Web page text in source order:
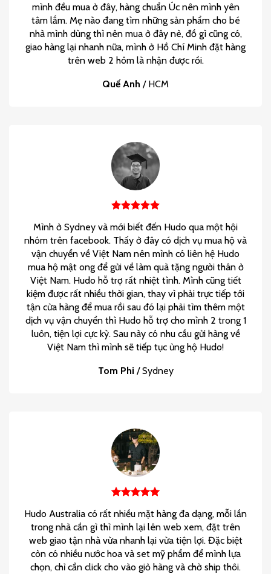
mình đều mua ở đây, hàng chuẩn Úc nên mình yên
tâm lắm. Mẹ nào đang tìm những sản phẩm cho bé
nhà mình dùng thì nên mua ở đây nè, đồ gì cũng có,
giao hàng lại nhanh nữa, mình ở Hồ Chí Minh đặt hàng
trên web 2 hôm là nhận được rồi.
Quế Anh / HCM
Mình ở Sydney và mới biết đến Hudo qua một hội
nhóm trên facebook. Thấy ở đây có dịch vụ mua hộ và
vận chuyển về Việt Nam nên mình có liên hệ Hudo
mua hộ mật ong để gửi về làm quà tặng người thân ở
Việt Nam. Hudo hỗ trợ rất nhiệt tình. Mình cũng tiết
kiệm được rất nhiều thời gian, thay vì phải trực tiếp tới
tận cửa hàng để mua rồi sau đó lại phải tìm thêm một
dịch vụ vận chuyển thì Hudo hỗ trợ cho mình 2 trong 1
luôn, tiện lợi cực kỳ. Sau này có nhu cầu gửi hàng về
Việt Nam thì mình sẽ tiếp tục ủng hộ Hudo!
Tom Phi /Sydney
Hudo Australia có rất nhiều mặt hàng đa dạng, mỗi lần
trong nhà cần gì thì mình lại lên web xem, đặt trên
web giao tận nhà vừa nhanh lại vừa tiện lợi. Đặc biệt
còn có nhiều nước hoa và set mỹ phẩm để mình lựa
chọn, chỉ cần click cho vào giỏ hàng và chờ ship thôi.